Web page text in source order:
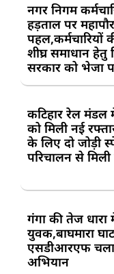
नगर निगम
हड़ताल पर
पहल,कर्मचारियों
शीघ्र समाधान हेतु
सरकार को भेजा
कटिहार रेल मंडल
को मिली नई
के लिए दो जोड़ी
परिचालन से मिली
गंगा की तेज धारा
युवक,बाघमारा
एसडीआरएफ चला
अभियान